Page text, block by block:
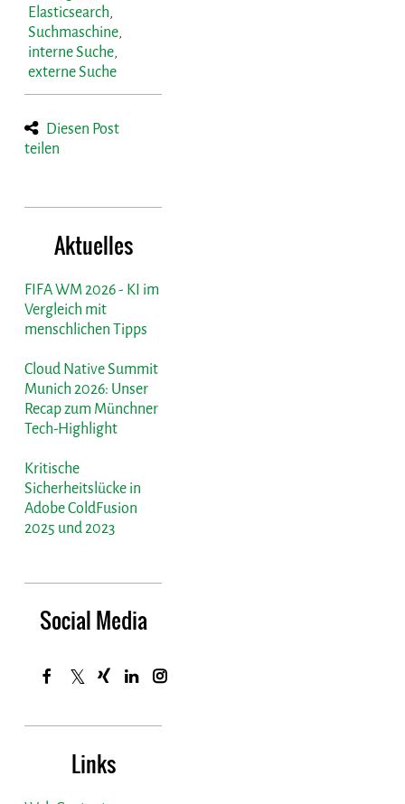
Elasticsearch,
Suchmaschine,
interne Suche,
externe Suche
Diesen Post
teilen
Aktuelles
FIFA WM 2026 - KI im
Vergleich mit
menschlichen Tipps
Cloud Native Summit
Munich 2026: Unser
Recap zum Münchner
Tech-Highlight
Kritische
Sicherheitslücke in
Adobe ColdFusion
2025 und 2023
Social Media
Links